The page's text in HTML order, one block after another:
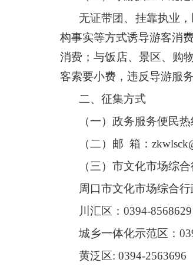
无证带团、挂靠执业
构事实等方式诱导游客消
消费；与饭店、景区、购
客索要小费，违反导游服
二、征集方式
（一）政务服务便民
（二）邮 箱：
（三）市文化市场综
周口市文化市场综合
川汇区：0394-8568629
城乡一体化示范区：
黄泛区: 0394-2563696